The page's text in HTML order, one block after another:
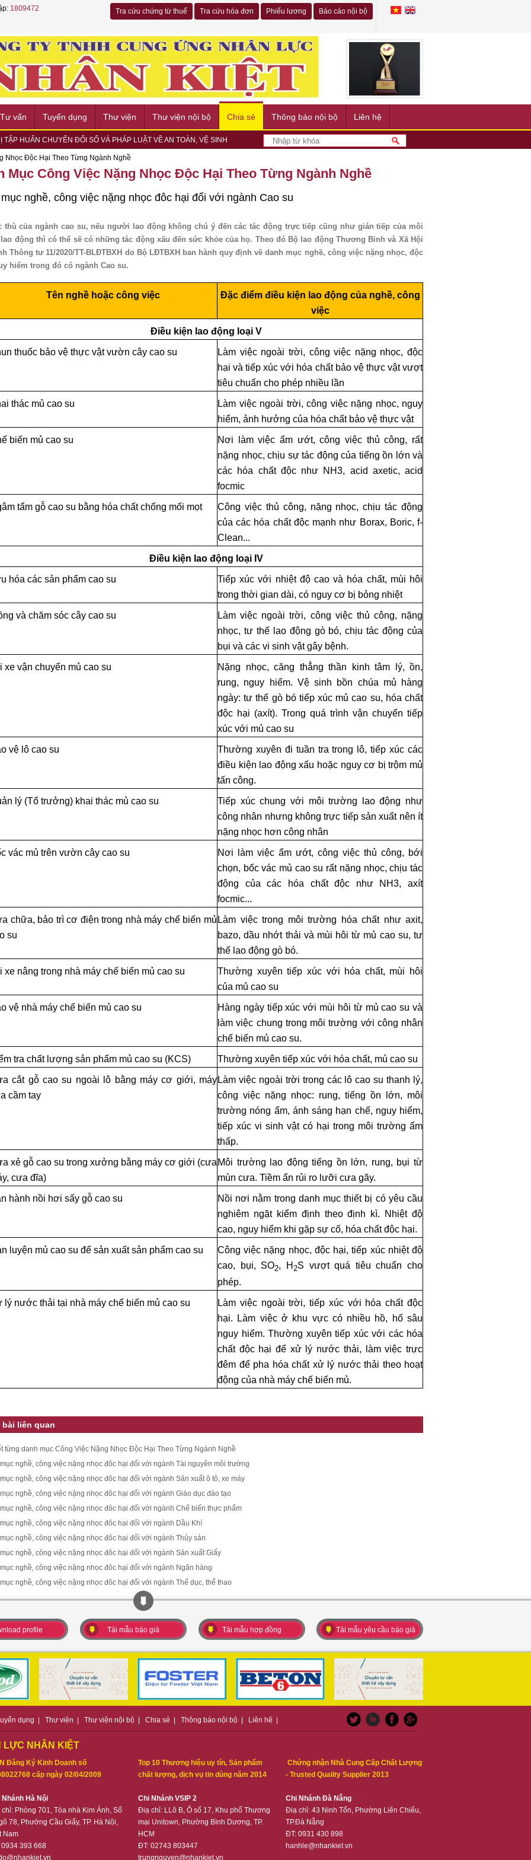
1809472 Tra cứu chứng từ thuế Tra cứu hóa đơn Phiếu lương Báo cáo nội bộ
Tư vấn Tuyển dụng Thư viện Thư viện nội bộ Chia sẻ Thông báo nội bộ Liên hệ
CỤ THỂ HÓA CHƯƠNG TRÌNH HỢP TÁC PHÁT TRIỂN VÒNG ĐỜI...
EK GROUP NHÂN DỊP KHAI TRƯƠNG CHI NHÁNH HỒ CHÍ MINH
HỘI THẢO “HR & DATA COMPLIANCE 2026” VỀ BẢO VỆ DỮ LIỆU...
NGÀY HỘI VIỆC LÀM METRO TALENT EXCHANGE 2026 – KẾT NỐI CƠ
ỨNG NGÀY CHẠY OLYMPIC VÌ SỨC KHỎE TOÀN DÂN 2026 TẠI
TÒNG QUÂN 2026 TẠI PHƯỜNG CHÁNH HIỆP
NGƯỜI DÂN DỊP LỄ HỘI MIẾU BÀ THIÊN HẬU 2026 - BÌNH DƯƠNG
cháy, chữa cháy và Cứu nạn, cứu hộ năm 2026
hợp tác về chuyển đổi số và bảo hiểm xã hội
HUẤN CHUYỂN ĐỔI SỐ VÀ PHÁP LUẬT VỀ AN TOÀN, VỆ SINH
Nhọc Độc Hại Theo Từng Ngành Nghề
Mục Công Việc Nặng Nhọc Độc Hại Theo Từng Ngành Nghề
nghề, công việc nặng nhọc đôc hại đối với ngành Cao su
thù của ngành cao su, nếu người lao động không chú ý đến các tác động trực tiếp cũng như gián tiếp của môi
động thì có thể sẽ có những tác động xấu đến sức khỏe của họ. Theo đó Bộ lao động Thương Binh và Xã Hội
Thông tư 11/2020/TT-BLĐTBXH do Bộ LĐTBXH ban hành quy định về danh mục nghề, công việc nặng nhọc, độc
hiểm trong đó có ngành Cao su.
Tên nghề hoặc công việc
Đặc điểm điều kiện lao động của nghề, công
việc
Điều kiện lao động loại V
thuốc bảo vệ thực vật vườn cây cao su
Làm việc ngoài trời, công việc nặng nhọc, độc
hại và tiếp xúc với hóa chất bảo vệ thực vật vượt
tiêu chuẩn cho phép nhiều lần
thác mủ cao su
Làm việc ngoài trời, công việc nặng nhọc, nguy
hiểm, ảnh hưởng của hóa chất bảo vệ thực vật
biến mủ cao su
Nơi làm việc ẩm ướt, công việc thủ công, rất
nặng nhọc, chịu sự tác động của tiếng ồn lớn và
các hóa chất độc như NH3, acid axetic, acid
focmic
tẩm gỗ cao su bằng hóa chất chống mối mọt
Công việc thủ công, nặng nhọc, chịu tác động
của các hóa chất độc mạnh như Borax, Boric, f-
Clean...
Điều kiện lao động loại IV
hóa các sản phẩm cao su
Tiếp xúc với nhiệt độ cao và hóa chất, mùi hôi
trong thời gian dài, có nguy cơ bị bỏng nhiệt
và chăm sóc cây cao su
Làm việc ngoài trời, công việc thủ công, nặng
nhọc, tư thế lao động gò bó, chịu tác động của
bụi và các vi sinh vật gây bệnh.
xe vận chuyển mủ cao su
Nặng nhọc, căng thẳng thần kinh tâm lý, ồn,
rung, nguy hiểm. Vệ sinh bồn chúa mủ hàng
ngày: tư thế gò bó tiếp xúc mủ cao su, hóa chất
độc hại (axít). Trong quá trình vận chuyển tiếp
xúc với mủ cao su
vệ lô cao su
Thường xuyên đi tuần tra trong lô, tiếp xúc các
điều kiện lao động xấu hoặc nguy cơ bị trộm mủ
tấn công.
lý (Tổ trưởng) khai thác mủ cao su
Tiếp xúc chung với môi trường lao động như
công nhân nhưng không trực tiếp sản xuất nên ít
nặng nhọc hơn công nhân
vác mủ trên vườn cây cao su
Nơi làm việc ẩm ướt, công việc thủ công, bới
chọn, bốc vác mủ cao su rất nặng nhọc, chịu tác
động của các hóa chất độc như NH3, axít
focmic...
chữa, bảo trì cơ điện trong nhà máy chế biến mủ
su
Làm việc trong môi trường hóa chất như axit,
bazo, dầu nhớt thải và mùi hôi từ mủ cao su, tư
thế lao động gò bó.
xe nâng trong nhà máy chế biến mủ cao su
Thường xuyên tiếp xúc với hóa chất, mùi hôi
của mủ cao su
vệ nhà máy chế biến mủ cao su
Hàng ngày tiếp xúc với mùi hôi từ mủ cao su và
làm việc chung trong môi trường với công nhân
chế biến mủ cao su.
tra chất lượng sản phẩm mủ cao su (KCS) Thường xuyên tiếp xúc với hóa chất, mủ cao su
cắt gỗ cao su ngoài lô bằng máy cơ giới, máy
cầm tay
Làm việc ngoài trời trong các lô cao su thanh lý,
công việc nặng nhọc: rung, tiếng ồn lớn, môi
trường nóng ẩm, ánh sáng hạn chế, nguy hiểm,
tiếp xúc vi sinh vật có hại trong môi trường ẩm
thấp.
xẻ gỗ cao su trong xưởng bằng máy cơ giới (cưa
cưa đĩa)
Môi trường lao động tiếng ồn lớn, rung, bụi từ
mùn cưa. Tiềm ẩn rủi ro lưỡi cưa gãy.
hành nồi hơi sấy gỗ cao su
Nồi nơi nằm trong danh mục thiết bị có yêu cầu
nghiêm ngặt kiểm định theo định kì. Nhiệt độ
cao, nguy hiểm khi gặp sự cố, hóa chất độc hại.
luyện mủ cao su để sản xuất sản phẩm cao su
Công việc nặng nhọc, độc hại, tiếp xúc nhiệt độ
cao, bụi, SO2, H 2S vượtquá tiêu chuẩn cho
phép.
lý nước thải tại nhà máy chế biến mủ cao su
Làm việc ngoài trời, tiếp xúc với hóa chất độc
hại. Làm việc ở khu vực có nhiều hồ, hố sâu
nguy hiểm. Thường xuyên tiếp xúc với các hóa
chất độc hại để xử lý nước thải, làm việc trực
đêm để pha hóa chất xử lý nước thải theo hoạt
động của nhà máy chế biến mủ.
bài liên quan
từng danh mục Công Việc Nặng Nhọc Độc Hại Theo Từng Ngành Nghề
nghề, công việc nặng nhọc đôc hại đối với ngành Tài nguyên môi trường
nghề, công việc nặng nhọc đôc hại đối với ngành Sản xuất ô tô, xe máy
nghề, công việc nặng nhọc đôc hại đối với ngành Giáo dục đào tạo
nghề, công việc nặng nhọc đôc hại đối với ngành Chế biến thực phẩm
nghề, công việc nặng nhọc đôc hại đối với ngành Dầu Khí
nghề, công việc nặng nhọc đôc hại đối với ngành Thủy sản
nghề, công việc nặng nhọc đôc hại đối với ngành Sản xuất Giấy
nghề, công việc nặng nhọc đôc hại đối với ngành Ngân hàng
nghề, công việc nặng nhọc đôc hại đối với ngành Thể dục, thể thao
profile Tải mẫu báo giá Tải mẫu hợp đồng Tải mẫu yêu cầu báo giá
dụng Thư viện Thư viện nội bộ Chia sẻ Thông báo nội bộ Liên hệ
LỰC NHÂN KIỆT
Đăng Ký Kinh Doanh số
cấp ngày 02/04/2009
Nhánh Hà Nội
Phòng 701, Tòa nhà Kim Ánh, Số
78, Phường Cầu Giấy, TP. Hà Nội,
Nam
0934 393 668
Top 10 Thương hiệu uy tín, Sản phẩm
chất lượng, dịch vụ tin dùng năm 2014
Chi Nhánh VSIP 2
Điạ chỉ: LLô B, Ô số 17, Khu phố Thương
mại Unitown, Phường Bình Dương, TP.
HCM
ĐT: 02743 803447
trungnguyen@nhankiet.vn
Chứng nhận Nhà Cung Cấp Chất Lượng
- Trusted Quality Supplier 2013
Chi Nhánh Đà Nẵng
Điạ chỉ: 43 Ninh Tốn, Phường Liên Chiểu,
TP.Đà Nẵng
ĐT: 0931 430 898
hanhle@nhankiet.vn